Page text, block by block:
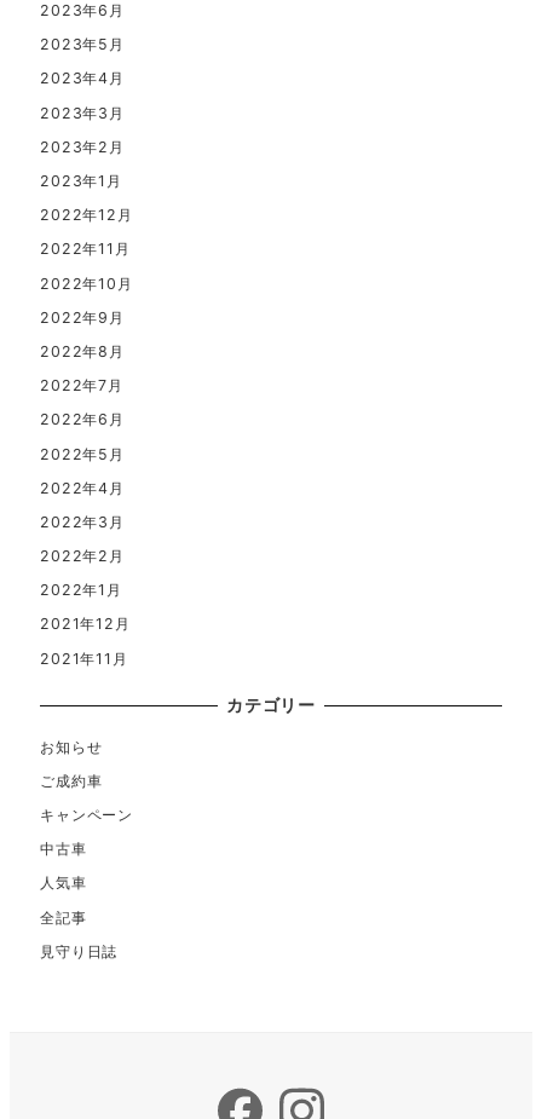
2023年6月
2023年5月
2023年4月
2023年3月
2023年2月
2023年1月
2022年12月
2022年11月
2022年10月
2022年9月
2022年8月
2022年7月
2022年6月
2022年5月
2022年4月
2022年3月
2022年2月
2022年1月
2021年12月
2021年11月
カテゴリー
お知らせ
ご成約車
キャンペーン
中古車
人気車
全記事
見守り日誌
FacebookInstagram